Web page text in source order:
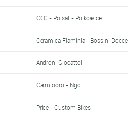
CCC - Polsat - Polkowice
Ceramica Flaminia - Bossini Docce
Androni Giocattoli
Carmiooro - Ngc
Price - Custom Bikes